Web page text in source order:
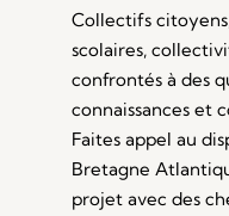
Collectifs
scolaires,
confrontés à des
connaissances et
Faites appel au
Bretagne
projet avec des